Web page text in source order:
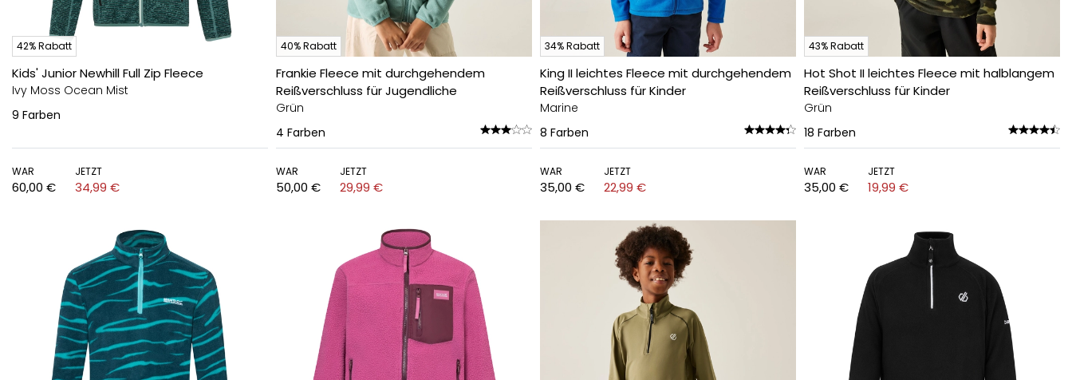
42% Rabatt
Kids' Junior Newhill Full Zip Fleece
Ivy Moss Ocean Mist
9 Farben
WAR
60,00 €
JETZT
34,99 €
40% Rabatt
Frankie Fleece mit durchgehendem
Reißverschluss für Jugendliche
Grün
4 Farben
WAR
50,00 €
JETZT
29,99 €
34% Rabatt
King II leichtes Fleece mit durchgehendem
Reißverschluss für Kinder
Marine
8 Farben
WAR
35,00 €
JETZT
22,99 €
43% Rabatt
Hot Shot II leichtes Fleece mit halblangem
Reißverschluss für Kinder
Grün
18 Farben
WAR
35,00 €
JETZT
19,99 €